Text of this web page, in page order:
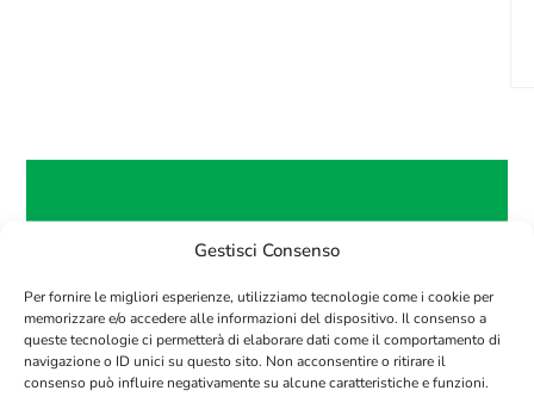
Gestisci Consenso
Per fornire le migliori esperienze, utilizziamo tecnologie come i cookie per
memorizzare e/o accedere alle informazioni del dispositivo. Il consenso a
queste tecnologie ci permetterà di elaborare dati come il comportamento di
navigazione o ID unici su questo sito. Non acconsentire o ritirare il
consenso può influire negativamente su alcune caratteristiche e funzioni.
OTTIENI IL 10% DI SCONTO SUL TUO
Iscriviti alla nostra newsletter per ricevere il
tuo codice sconto.
E-Mail